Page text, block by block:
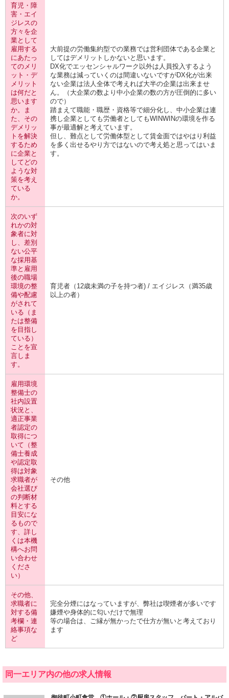
育児・障
害・エイ
ジレスの
方々を企
業として
雇用する
にあたっ
てのメリ
ット・デ
メリット
は何だと
思います
か。ま
た、その
デメリッ
トを解決
するため
に企業と
してどの
ような対
策を考え
ている
か。
大前提の労働集約型での業務では営利団体である企業と
してはデメリットしかないと思います。
DX化でエッセンシャルワーク以外は人員投入するよう
な業務は減っていくのは間違いないですがDX化が出来
ない企業は法人全体で考えれば大半の企業は出来ませ
ん。（大企業の数より中小企業の数の方が圧倒的に多い
ので）
踏まえて職能・職歴・資格等で細分化し、中小企業は連
携し企業としても労働者としてもWINWINの環境を作る
事が最適解と考えています。
但し、難点として労働体型として賃金面ではやはり利益
を多く出せるやり方ではないので考え処と思ってはいま
す。
次のいず
れかの対
象者に対
し、差別
ない公平
な採用基
準と雇用
後の職場
環境の整
備や配慮
がされて
いる（ま
たは整備
を目指し
ている）
ことを宣
言しま
す。
育児者（12歳未満の子を持つ者) / エイジレス（満35歳
以上の者）
雇用環境
整備士の
社内設置
状況と、
適正事業
者認定の
取得につ
いて（整
備士養成
や認定取
得は対象
求職者が
会社選び
の判断材
料とする
目安にな
るもので
す、詳し
くは本機
構へお問
い合わせ
くださ
い）
その他
その他、
求職者に
対する備
考欄・連
絡事項な
ど
完全分煙にはなっていますが、弊社は喫煙者が多いです
嫌煙や身体的に匂いだけで無理
等の場合は、ご縁が無かったで仕方が無いと考えており
ます
同一エリア内の他の求人情報